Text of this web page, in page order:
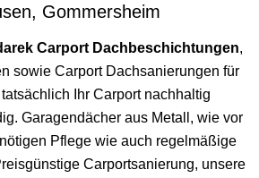
Gommersheim
Carport Dachbeschichtungen,
sowie Carport Dachsanierungen für
Ihr Carport nachhaltig
Garagendächer aus Metall, wie vor
Pflege wie auch regelmäßige
Carportsanierung, unsere